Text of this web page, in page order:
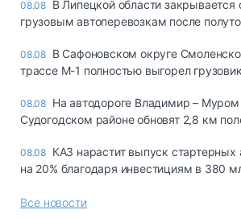
08.08 В Липецкой области
грузовым автоперевозкам после
08.08 В Сафоновском округе
трассе М-1 полностью выгорел грузовик
08.08 На автодороге Владимир –
Судогодском районе обновят 2,8 км
08.08 КАЗ нарастит выпуск стартерных
на 20% благодаря инвестициям в 380
Все новости